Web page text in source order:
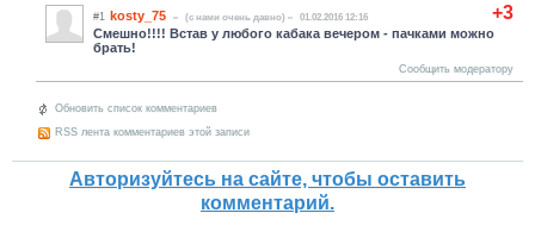
+3
#1 kosty_75 (c нами очень давно) 01.02.2016 12:16
Смешно!!!! Встав у любого кабака вечером - пачками можно
брать!
Сообщить модератору
Обновить список комментариев
RSS лента комментариев этой записи
Авторизуйтесь на сайте, чтобы оставить
комментарий.